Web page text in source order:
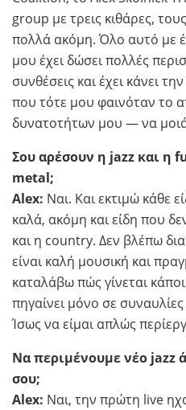
group με τρεις κιθάρες,
πολλά ακόμη. Όλο αυτό με
μου έχει δώσει πολλές
συνθέσεις και έχει κάνει
που τότε μου φαινόταν το
δυνατοτήτων μου — να
Σου αρέσουν η jazz και η
metal;
Alex: Ναι. Και εκτιμώ κάθε
καλά, ακόμη και είδη που
και η country. Δεν βλέπω
είναι καλή μουσική και
καταλάβω πώς γίνεται
πηγαίνει μόνο σε
Ίσως να είμαι απλώς
Να περιμένουμε νέο jazz
σου;
Alex: Ναι, την πρώτη live